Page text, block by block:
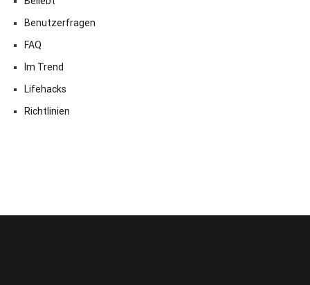
Benutzerfragen
FAQ
Im Trend
Lifehacks
Richtlinien